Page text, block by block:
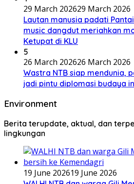
29 March 202629 March 2026
Lautan manusia padati
music dangdut meriahkan
Ketupat di KLU
5
26 March 202626 March 2026
Wastra NTB siap mendunia,
jadi pintu diplomasi budaya
Environment
Berita terupdate, aktual, dan
lingkungan
19 June 202619 June 2026